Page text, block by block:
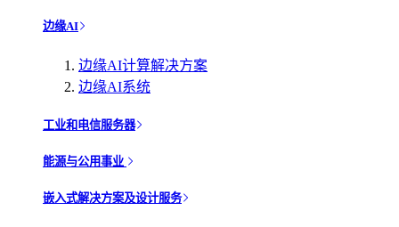
边缘AI
边缘AI计算解决方案
边缘AI系统
工业和电信服务器
能源与公用事业
嵌入式解决方案及设计服务